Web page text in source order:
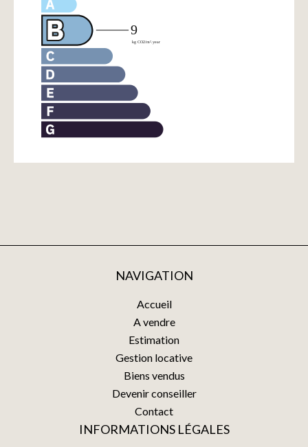
NAVIGATION
Accueil
A vendre
Estimation
Gestion locative
Biens vendus
Devenir conseiller
Contact
INFORMATIONS LÉGALES